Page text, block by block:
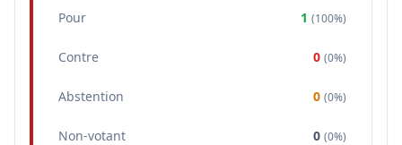
Pour 1 (100%)
Contre 0 (0%)
Abstention 0 (0%)
Non-votant 0 (0%)